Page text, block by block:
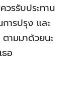
วรรับประทาน
ารปรุง และ
ตามมาด้วยนะ
อ